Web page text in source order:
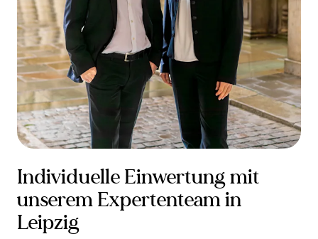
Individuelle Einwertung mit
unserem Expertenteam in
Leipzig